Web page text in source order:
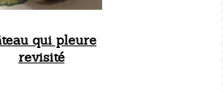
qui pleure
revisité